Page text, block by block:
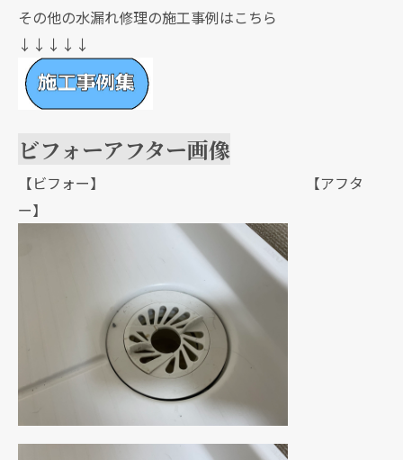
その他の水漏れ修理の施工事例はこちら
↓↓↓↓↓
ビフォーアフター画像
【ビフォー】 【アフタ
ー】